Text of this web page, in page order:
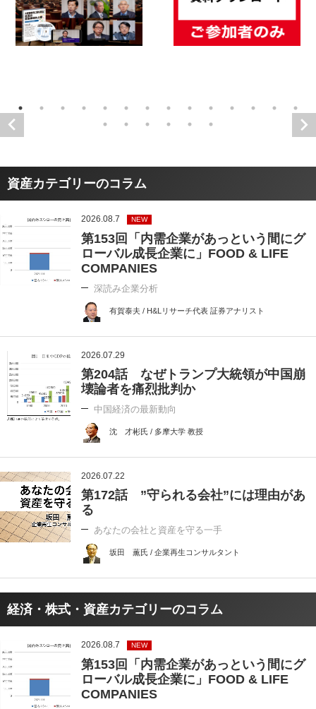
資産カテゴリーのコラム
2026.08.7 NEW
第153回「内需企業があっという間にグ
ローバル成長企業に」FOOD & LIFE
COMPANIES
深読み企業分析
有賀泰夫 / H&Lリサーチ代表 証券アナリスト
2026.07.29
第204話 なぜトランプ大統領が中国崩
壊論者を痛烈批判か
中国経済の最新動向
沈 才彬氏 / 多摩大学 教授
2026.07.22
第172話 ”守られる会社”には理由があ
る
あなたの会社と資産を守る一手
坂田 薫氏 / 企業再生コンサルタント
経済・株式・資産カテゴリーのコラム
2026.08.7 NEW
第153回「内需企業があっという間にグ
ローバル成長企業に」FOOD & LIFE
COMPANIES